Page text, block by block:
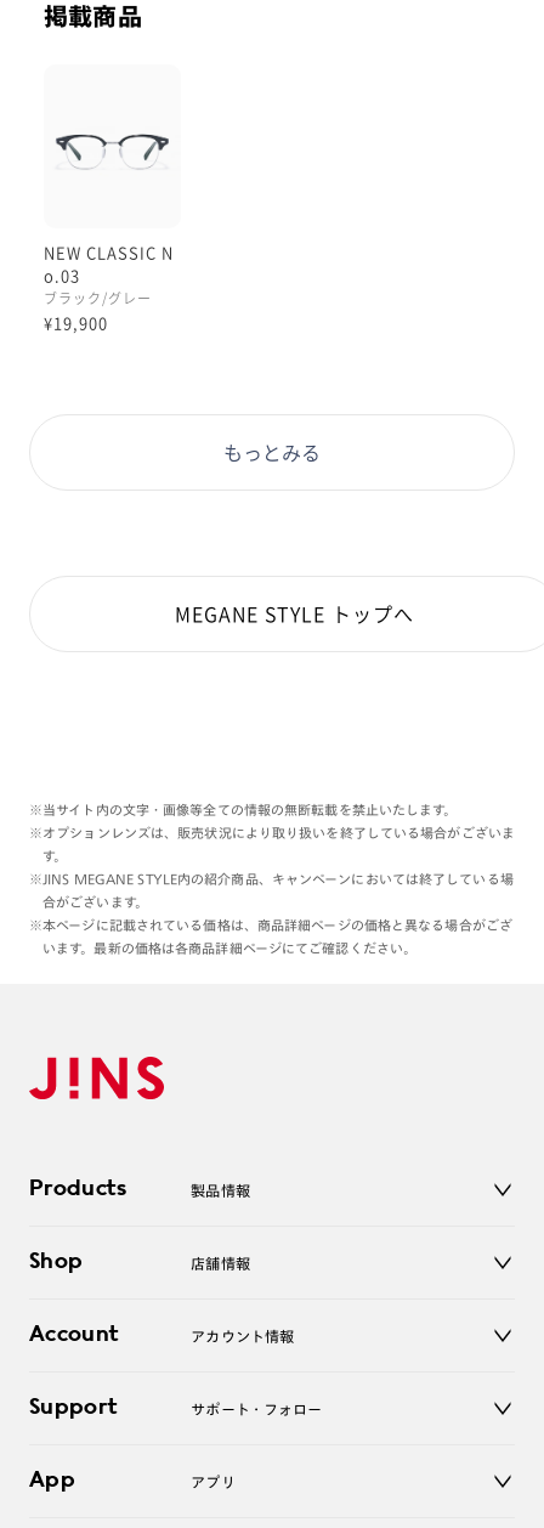
掲載商品
NEW CLASSIC N
o.03
ブラック/グレー
¥19,900
もっとみる
MEGANE STYLE トップへ
※当サイト内の文字・画像等全ての情報の無断転載を禁止いたします。
※オプションレンズは、販売状況により取り扱いを終了している場合がございま
す。
※JINS MEGANE STYLE内の紹介商品、キャンペーンにおいては終了している場
合がございます。
※本ページに記載されている価格は、商品詳細ページの価格と異なる場合がござ
います。最新の価格は各商品詳細ページにてご確認ください。
Products 製品情報
サングラス
コンタクトレンズ
アクセサリー
Shop 店舗情報
オンラインショップ
Account アカウント情報
ログアウト
Support サポート・フォロー
よくあるご質問
App アプリ